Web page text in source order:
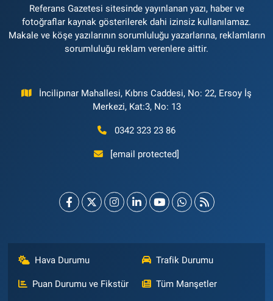
Referans Gazetesi sitesinde yayınlanan yazı, haber ve
fotoğraflar kaynak gösterilerek dahi izinsiz kullanılamaz.
Makale ve köşe yazılarının sorumluluğu yazarlarına, reklamların
sorumluluğu reklam verenlere aittir.
İncilipınar Mahallesi, Kıbrıs Caddesi, No: 22, Ersoy İş
Merkezi, Kat:3, No: 13
0342 323 23 86
[email protected]
Hava Durumu Trafik Durumu
Puan Durumu ve Fikstür Tüm Manşetler